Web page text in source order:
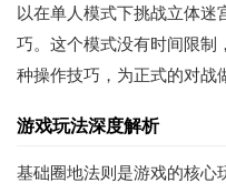
以在单人模式下挑战立体迷
巧。这个模式没有时间限制
种操作技巧，为正式的对战
游戏玩法深度解析
基础圈地法则是游戏的核心